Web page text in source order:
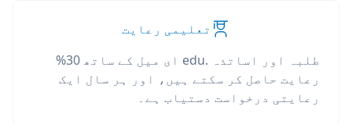
تعلیمی رعایت
طلبہ اور اساتذہ .edu ای میل کے ساتھ 30%
رعایت حاصل کر سکتے ہیں، اور ہر سال ایک
رعایتی درخواست دستیاب ہے۔